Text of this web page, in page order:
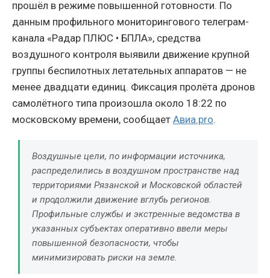
прошёл в режиме повышенной готовности. По
данным профильного мониторингового телеграм-
канала «Радар ПЛЮС • БПЛА», средства
воздушного контроля выявили движение крупной
группы беспилотных летательных аппаратов — не
менее двадцати единиц. Фиксация пролёта дронов
самолётного типа произошла около 18:22 по
московскому времени, сообщает Авиа.pro.
Воздушные цели, по информации источника,
распределились в воздушном пространстве над
территориями Рязанской и Московской областей
и продолжили движение вглубь регионов.
Профильные службы и экстренные ведомства в
указанных субъектах оперативно ввели меры
повышенной безопасности, чтобы
минимизировать риски на земле.